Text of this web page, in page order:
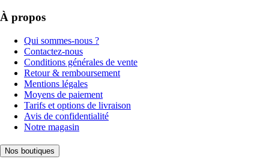
À propos
Qui sommes-nous ?
Contactez-nous
Conditions générales de vente
Retour & remboursement
Mentions légales
Moyens de paiement
Tarifs et options de livraison
Avis de confidentialité
Notre magasin
Nos boutiques